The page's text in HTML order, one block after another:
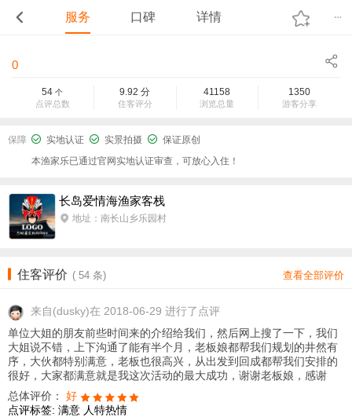
服务 口碑 详情
0
54 个
点评总数
9.92 分
住客评分
41158
浏览总量
1350
游客分享
保障 实地认证 实景拍摄
保证原创
本渔家乐已通过官网实地认证审查，可放心入住！
长岛爱情海渔家客栈
地址：南长山乡乐园村
住客评价 ( 54 条) 查看全部评价
来自(dusky)在 2018-06-29 进行了点评
单位大姐的朋友前些时间来的介绍给我们，然后网上搜了一下，我们
大姐说不错，上下沟通了能有半个月，老板娘都帮我们规划的井然有
序，大伙都特别满意，老板也很高兴，从出发到回成都帮我们安排的
很好，大家都满意就是我这次活动的最大成功，谢谢老板娘，感谢
总体评价： 好
点评标签: 满意 人特热情